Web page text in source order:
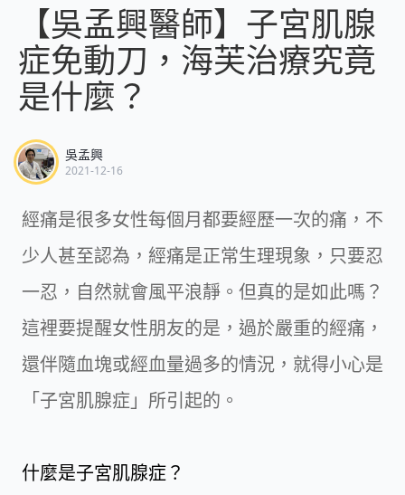
【吳孟興醫師】子宮肌腺
症免動刀，海芙治療究竟
是什麼？
吳孟興
2021-12-16
經痛是很多女性每個月都要經歷一次的痛，不
少人甚至認為，經痛是正常生理現象，只要忍
一忍，自然就會風平浪靜。但真的是如此嗎？
這裡要提醒女性朋友的是，過於嚴重的經痛，
還伴隨血塊或經血量過多的情況，就得小心是
「子宮肌腺症」所引起的。
什麼是子宮肌腺症？